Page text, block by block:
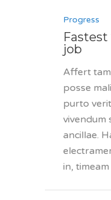
Progress
job
Affert
posse
purto
vivendum
ancillae.
in,